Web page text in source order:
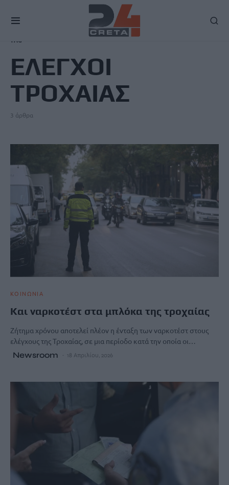
TAG
ΕΛΕΓΧΟΙ
ΤΡΟΧΑΙΑΣ
3 άρθρα
ΚΟΙΝΩΝΙΑ
Και ναρκοτέστ στα μπλόκα της τροχαίας
Ζήτημα χρόνου αποτελεί πλέον η ένταξη των ναρκοτέστ στους
ελέγχους της Τροχαίας, σε μια περίοδο κατά την οποία οι…
Newsroom 18 Απριλίου, 2026